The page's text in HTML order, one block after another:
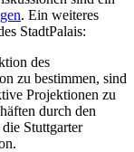
. Ein weiteres
StadtPalais:
des
zu bestimmen, sind
Projektionen zu
durch den
Stuttgarter